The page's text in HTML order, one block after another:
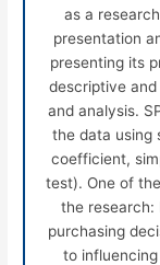
as a
presentation
presenting its
descriptive
and analysis.
the data using
coefficient,
test). One of
the research:
purchasing
to